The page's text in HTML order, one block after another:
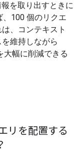
を取り出すときに
、100 個のリクエ
、コンテキスト
維持しながら
大幅に削減できる
リを配置する